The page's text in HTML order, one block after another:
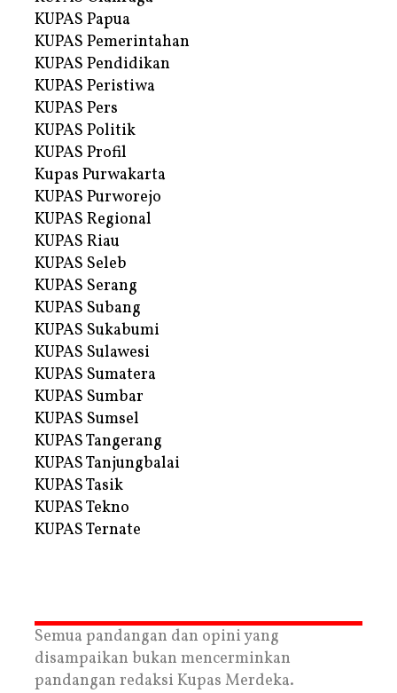
KUPAS Papua
KUPAS Pemerintahan
KUPAS Pendidikan
KUPAS Peristiwa
KUPAS Pers
KUPAS Politik
KUPAS Profil
Kupas Purwakarta
KUPAS Purworejo
KUPAS Regional
KUPAS Riau
KUPAS Seleb
KUPAS Serang
KUPAS Subang
KUPAS Sukabumi
KUPAS Sulawesi
KUPAS Sumatera
KUPAS Sumbar
KUPAS Sumsel
KUPAS Tangerang
KUPAS Tanjungbalai
KUPAS Tasik
KUPAS Tekno
KUPAS Ternate
Semua pandangan dan opini yang
disampaikan bukan mencerminkan
pandangan redaksi Kupas Merdeka.